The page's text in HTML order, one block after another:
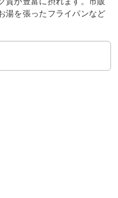
湯を張ったフライパンなど